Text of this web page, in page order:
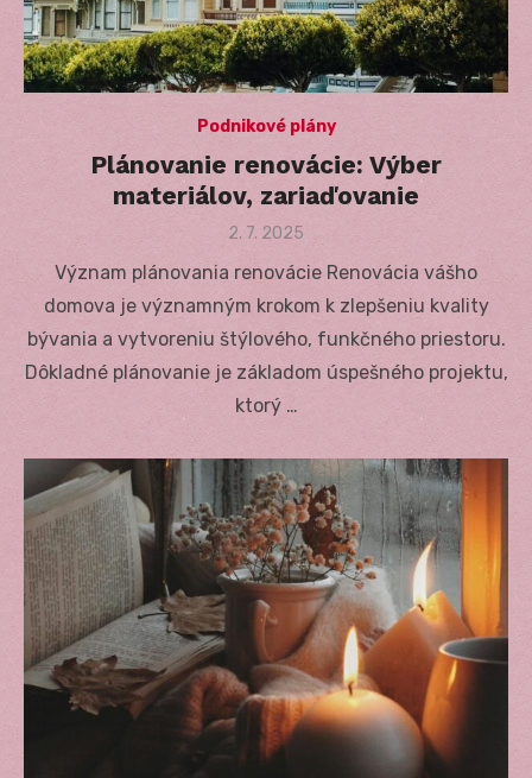
Podnikové plány
Plánovanie renovácie: Výber
materiálov, zariaďovanie
Posted
2. 7. 2025
Význam plánovania renovácie Renovácia vášho
domova je významným krokom k zlepšeniu kvality
bývania a vytvoreniu štýlového, funkčného priestoru.
Dôkladné plánovanie je základom úspešného projektu,
ktorý …